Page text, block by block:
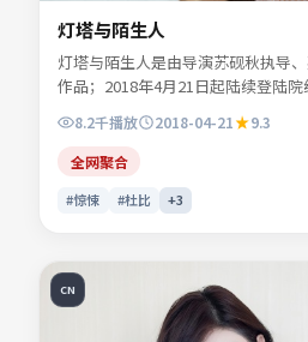
灯塔与陌生人
灯塔与陌生人是由导演苏砚秋执导
作品；2018年4月21日起陆续登陆
遥、顾西洲、易南乔等共同诠释一
彩与配乐共同烘托年代氛围，细节
免费高清在线观看完整剧情与主创访
8.2千播放 2018-04-21
9.3
全网聚合
#惊悚 #杜比 +3
CN